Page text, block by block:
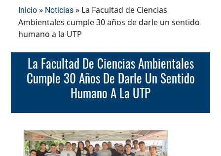
Inicio » Noticias » La Facultad de Ciencias
Ambientales cumple 30 años de darle un sentido
humano a la UTP
La Facultad De Ciencias Ambientales
Cumple 30 Años De Darle Un Sentido
Humano A La UTP